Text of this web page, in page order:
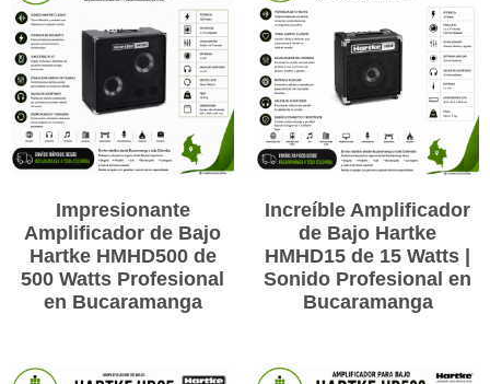
Impresionante
Amplificador de Bajo
Hartke HMHD500 de
500 Watts Profesional
en Bucaramanga
Increíble Amplificador
de Bajo Hartke
HMHD15 de 15 Watts |
Sonido Profesional en
Bucaramanga